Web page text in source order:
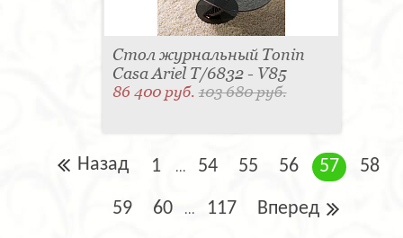
Стол журнальный Tonin
Casa Ariel T/6832 - V85
86 400 руб.103 680 руб.
Назад 1 ... 54 55 56 57 58
59 60 ... 117 Вперед